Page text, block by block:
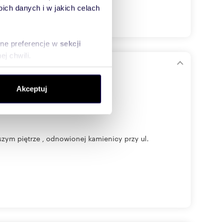
danych i w jakich celach
preferencje w sekcji
chwili.
społecznościowym,
od Ciebie lub
Akceptuj
piętrze , odnowionej kamienicy przy ul.